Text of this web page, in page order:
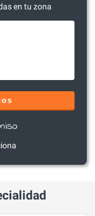
en tu zona